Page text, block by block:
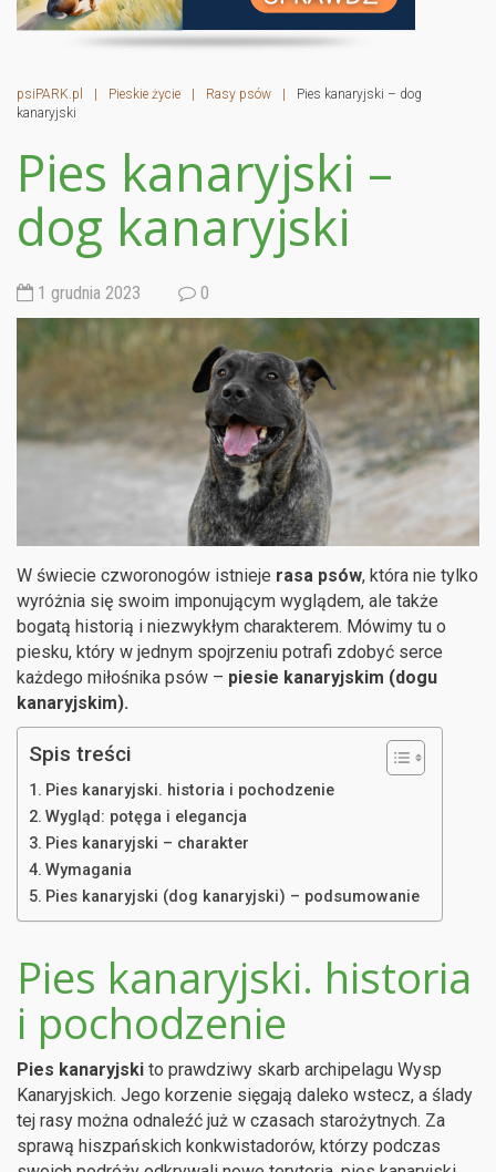
psiPARK.pl | Pieskie życie | Rasy psów |
Pies kanaryjski – dog
kanaryjski
Pies kanaryjski –
dog kanaryjski
1 grudnia 2023 0
W świecie czworonogów istnieje rasa psów, która nie tylko
wyróżnia się swoim imponującym wyglądem, ale także
bogatą historią i niezwykłym charakterem. Mówimy tu o
piesku, który w jednym spojrzeniu potrafi zdobyć serce
każdego miłośnika psów – piesie kanaryjskim (dogu
kanaryjskim).
Spis treści
Pies kanaryjski. historia i pochodzenie
Wygląd: potęga i elegancja
Pies kanaryjski – charakter
Wymagania
Pies kanaryjski (dog kanaryjski) – podsumowanie
Pies kanaryjski. historia
i pochodzenie
Pies kanaryjski to prawdziwy skarb archipelagu Wysp
Kanaryjskich. Jego korzenie sięgają daleko wstecz, a ślady
tej rasy można odnaleźć już w czasach starożytnych. Za
sprawą hiszpańskich konkwistadorów, którzy podczas